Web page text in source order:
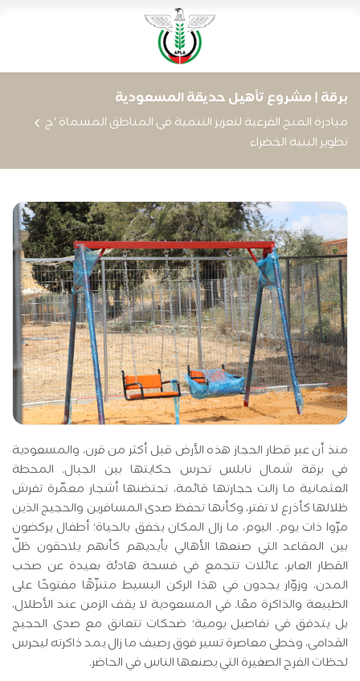
برقة | مشروع تأهيل حديقة المسعودية
مبادرة المنح الفرعية لتعزيز التنمية في المناطق المسماة 'ج
تطوير البنية الخضراء
منذ أن عبر قطار الحجاز هذه الأرض قبل أكثر من قرن، والمسعودية
في برقة شمال نابلس تحرس حكايتها بين الجبال. المحطة
العثمانية ما زالت حجارتها قائمة، تحتضنها أشجار معمّرة تفرش
ظلالها كأذرع لا تفتر، وكأنها تحفظ صدى المسافرين والحجيج الذين
مرّوا ذات يوم. اليوم، ما زال المكان يخفق بالحياة؛ أطفال يركضون
بين المقاعد التي صنعها الأهالي بأيديهم كأنهم يلاحقون ظلّ
القطار العابر، عائلات تتجمع في فسحة هادئة بعيدة عن صخب
المدن، وزوّار يجدون في هذا الركن البسيط متنزّهًا مفتوحًا على
الطبيعة والذاكرة معًا. في المسعودية لا يقف الزمن عند الأطلال،
بل يتدفق في تفاصيل يومية؛ ضحكات تتعانق مع صدى الحجيج
القدامى، وخطى معاصرة تسير فوق رصيف ما زال يمد ذاكرته ليحرس
لحظات الفرح الصغيرة التي يصنعها الناس في الحاضر.